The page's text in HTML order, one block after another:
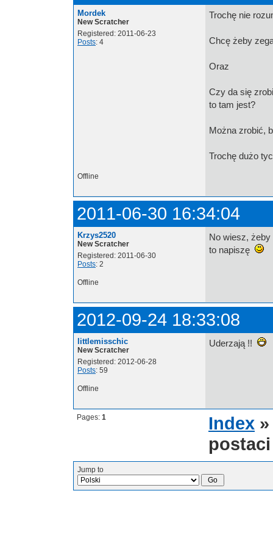
Mordek
New Scratcher
Registered: 2011-06-23
Posts: 4
Trochę nie
Chcę żeby
Oraz
Czy da się
to tam jest?
Można zrobić,
Trochę dużo
Offline
2011-06-30 16:34:04
Krzys2520
New Scratcher
Registered: 2011-06-30
Posts: 2
No wiesz,
to napiszę
Offline
2012-09-24 18:33:08
littlemisschic
New Scratcher
Registered: 2012-06-28
Posts: 59
Uderzają !!
Offline
Pages: 1 Index
postaci
Jump to